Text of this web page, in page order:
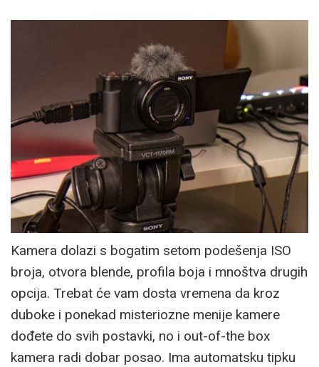
Kamera dolazi s bogatim setom podešenja ISO
broja, otvora blende, profila boja i mnoštva drugih
opcija. Trebat će vam dosta vremena da kroz
duboke i ponekad misteriozne menije kamere
dođete do svih postavki, no i out-of-the box
kamera radi dobar posao. Ima automatsku tipku